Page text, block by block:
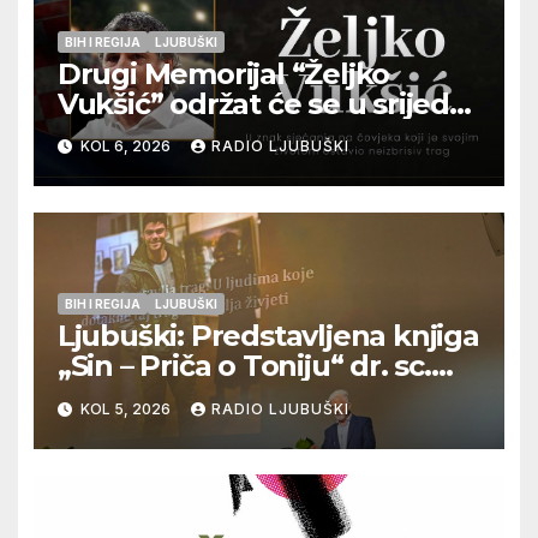
BIH I REGIJA LJUBUŠKI
Drugi Memorijal “Željko
Vukšić” održat će se u srijedu
12. kolovoza u Otoku
KOL 6, 2026 RADIO LJUBUŠKI
BIH I REGIJA LJUBUŠKI
Ljubuški: Predstavljena knjiga
„Sin – Priča o Toniju“ dr. sc.
Zdenka Hercega
KOL 5, 2026 RADIO LJUBUŠKI